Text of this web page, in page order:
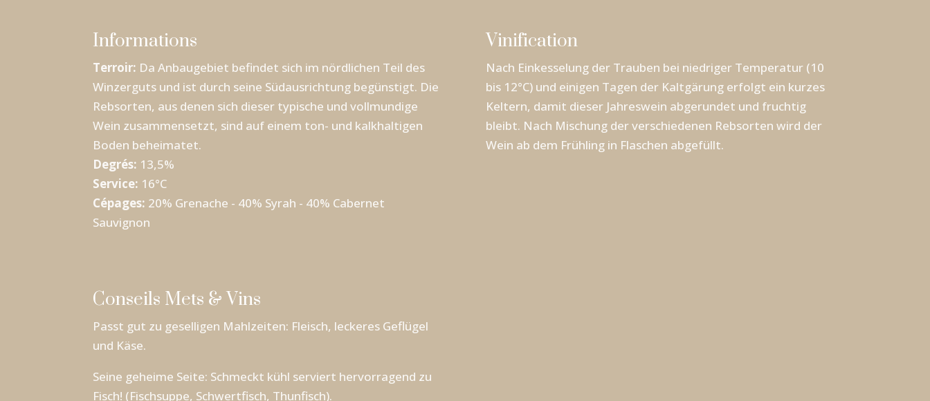
Informations
Terroir: Da Anbaugebiet befindet sich im nördlichen Teil des
Winzerguts und ist durch seine Südausrichtung begünstigt. Die
Rebsorten, aus denen sich dieser typische und vollmundige
Wein zusammensetzt, sind auf einem ton- und kalkhaltigen
Boden beheimatet.
Degrés: 13,5%
Service: 16°C
Cépages: 20% Grenache - 40% Syrah - 40% Cabernet
Sauvignon
Vinification
Nach Einkesselung der Trauben bei niedriger Temperatur (10
bis 12°C) und einigen Tagen der Kaltgärung erfolgt ein kurzes
Keltern, damit dieser Jahreswein abgerundet und fruchtig
bleibt. Nach Mischung der verschiedenen Rebsorten wird der
Wein ab dem Frühling in Flaschen abgefüllt.
Conseils Mets & Vins
Passt gut zu geselligen Mahlzeiten: Fleisch, leckeres Geflügel
und Käse.
Seine geheime Seite: Schmeckt kühl serviert hervorragend zu
Fisch! (Fischsuppe, Schwertfisch, Thunfisch).